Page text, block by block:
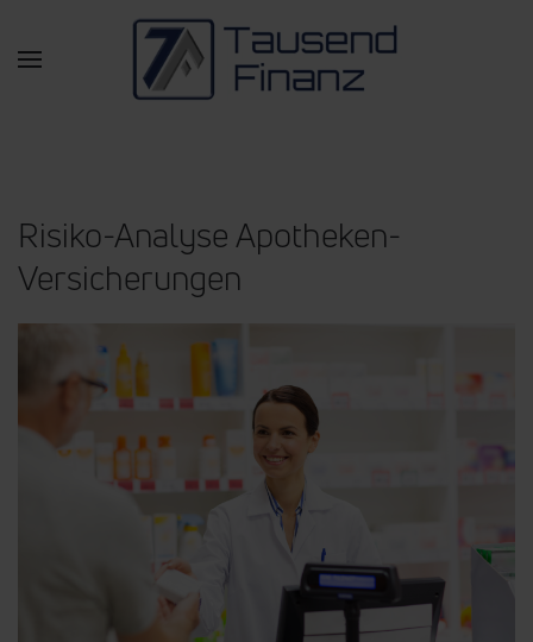
Zum Hauptinhalt springen
Risiko-Analyse Apotheken-
Versicherungen